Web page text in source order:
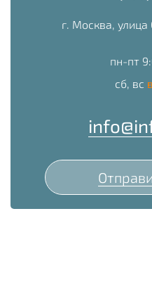
г. Москва, улица
пн-пт
сб, вс